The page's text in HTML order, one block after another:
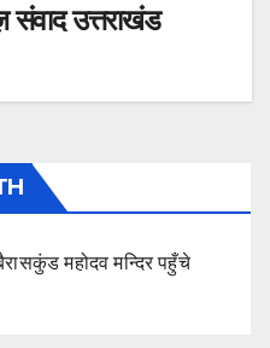
संवाद उत्तराखंड
महोदव मन्दिर पहुँचे